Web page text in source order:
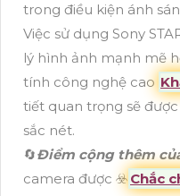
trong điều kiện ánh
Việc sử dụng Sony
lý hình ảnh mạnh mẽ
tính công nghệ cao
tiết quan trọng sẽ
sắc nét.
🔄Điểm cộng thêm
camera được ☣️ Chắc